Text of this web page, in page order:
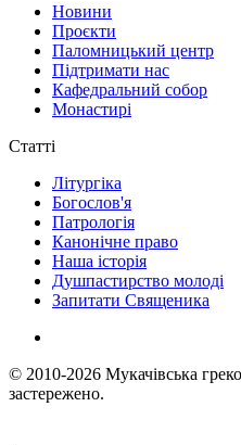
Новини
Проєкти
Паломницький центр
Підтримати нас
Кафедральний собор
Монастирі
Статті
Літургіка
Богослов'я
Патрологія
Канонічне право
Наша історія
Душпастирство молоді
Запитати Священика
© 2010-2026 Мукачівська
застережено.